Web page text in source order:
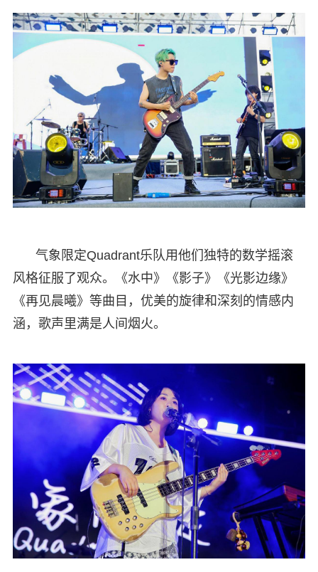
气象限定Quadrant乐队用他们独特的数学摇滚
风格征服了观众。《水中》《影子》《光影边缘》
《再见晨曦》等曲目，优美的旋律和深刻的情感内
涵，歌声里满是人间烟火。